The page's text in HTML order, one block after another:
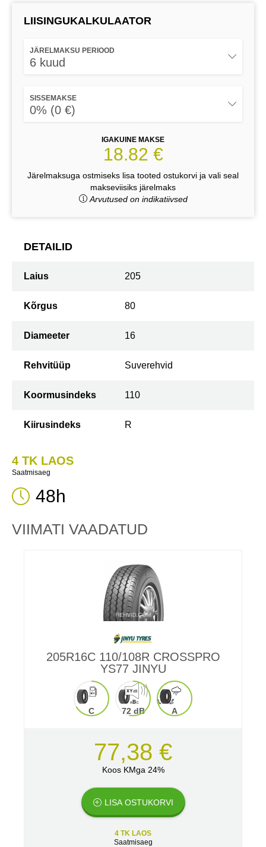
LIISINGUKALKULAATOR
JÄRELMAKSU PERIOOD
6 kuud
SISSEMAKSE
0% (0 €)
IGAKUINE MAKSE
18.82 €
Järelmaksuga ostmiseks lisa tooted ostukorvi ja vali seal
makseviisiks järelmaks
Arvutused on indikatiivsed
DETAILID
Laius 205
Kõrgus 80
Diameeter 16
Rehvitüüp Suverehvid
Koormusindeks 110
Kiirusindeks R
4 TK LAOS
Saatmisaeg
48h
VIIMATI VAADATUD
205R16C 110/108R CROSSPRO
YS77 JINYU
C 72 dB A
77,38 €
Koos KMga 24%
LISA OSTUKORVI
4 TK LAOS
Saatmisaeg